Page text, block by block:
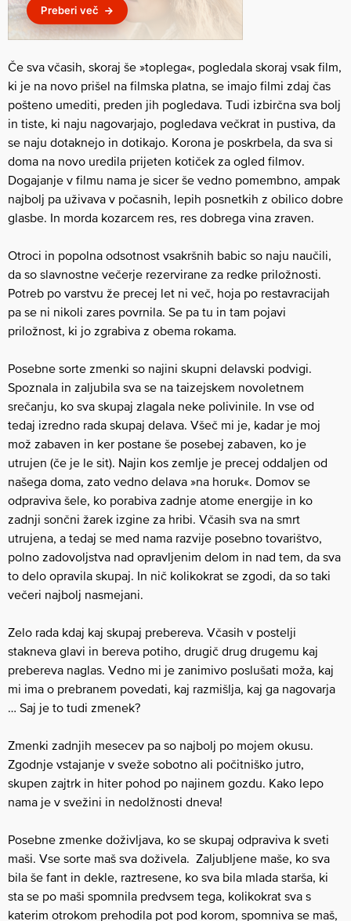
Če sva včasih, skoraj še »toplega«, pogledala skoraj vsak film,
ki je na novo prišel na filmska platna, se imajo filmi zdaj čas
pošteno umediti, preden jih pogledava. Tudi izbirčna sva bolj
in tiste, ki naju nagovarjajo, pogledava večkrat in pustiva, da
se naju dotaknejo in dotikajo. Korona je poskrbela, da sva si
doma na novo uredila prijeten kotiček za ogled filmov.
Dogajanje v filmu nama je sicer še vedno pomembno, ampak
najbolj pa uživava v počasnih, lepih posnetkih z obilico dobre
glasbe. In morda kozarcem res, res dobrega vina zraven.
Otroci in popolna odsotnost vsakršnih babic so naju naučili,
da so slavnostne večerje rezervirane za redke priložnosti.
Potreb po varstvu že precej let ni več, hoja po restavracijah
pa se ni nikoli zares povrnila. Se pa tu in tam pojavi
priložnost, ki jo zgrabiva z obema rokama.
Posebne sorte zmenki so najini skupni delavski podvigi.
Spoznala in zaljubila sva se na taizejskem novoletnem
srečanju, ko sva skupaj zlagala neke polivinile. In vse od
tedaj izredno rada skupaj delava. Všeč mi je, kadar je moj
mož zabaven in ker postane še posebej zabaven, ko je
utrujen (če je le sit). Najin kos zemlje je precej oddaljen od
našega doma, zato vedno delava »na horuk«. Domov se
odpraviva šele, ko porabiva zadnje atome energije in ko
zadnji sončni žarek izgine za hribi. Včasih sva na smrt
utrujena, a tedaj se med nama razvije posebno tovarištvo,
polno zadovoljstva nad opravljenim delom in nad tem, da sva
to delo opravila skupaj. In nič kolikokrat se zgodi, da so taki
večeri najbolj nasmejani.
Zelo rada kdaj kaj skupaj prebereva. Včasih v postelji
stakneva glavi in bereva potiho, drugič drug drugemu kaj
prebereva naglas. Vedno mi je zanimivo poslušati moža, kaj
mi ima o prebranem povedati, kaj razmišlja, kaj ga nagovarja
… Saj je to tudi zmenek?
Zmenki zadnjih mesecev pa so najbolj po mojem okusu.
Zgodnje vstajanje v sveže sobotno ali počitniško jutro,
skupen zajtrk in hiter pohod po najinem gozdu. Kako lepo
nama je v svežini in nedolžnosti dneva!
Posebne zmenke doživljava, ko se skupaj odpraviva k sveti
maši. Vse sorte maš sva doživela. Zaljubljene maše, ko sva
bila še fant in dekle, raztresene, ko sva bila mlada starša, ki
sta se po maši spomnila predvsem tega, kolikokrat sva s
katerim otrokom prehodila pot pod korom, spomniva se maš,